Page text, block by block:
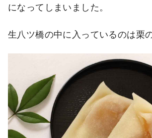
になってしまいました。
生八ツ橋の中に入っているのは栗の